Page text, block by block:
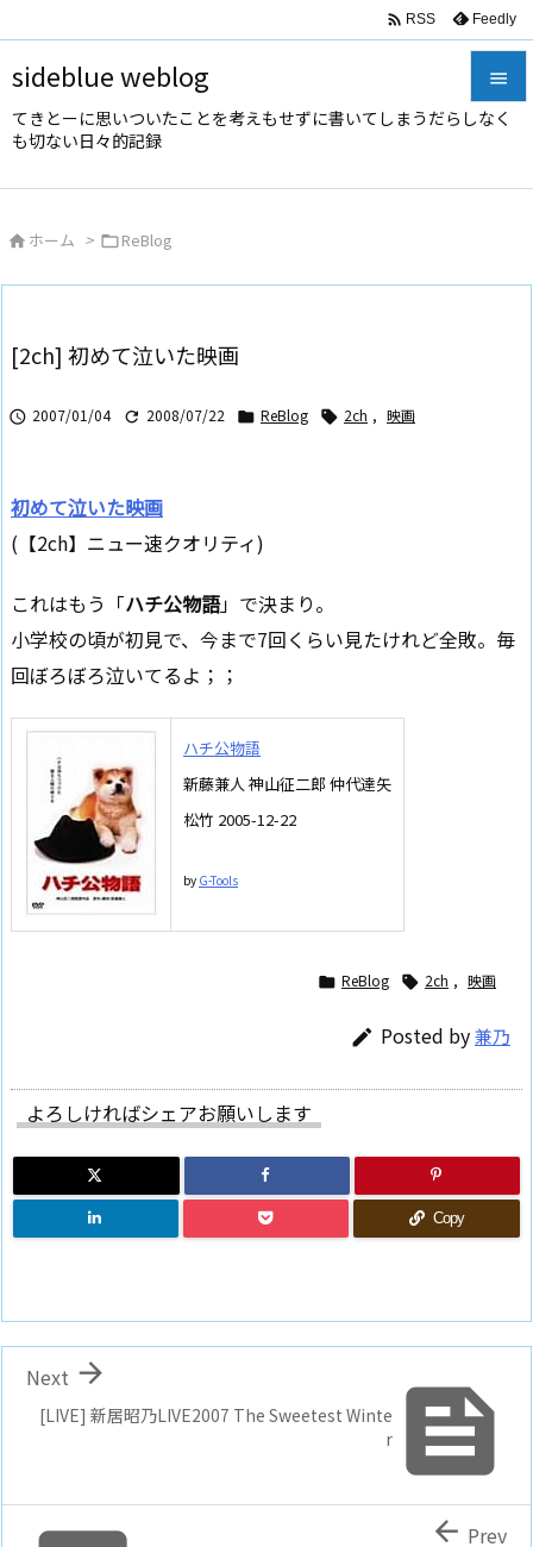
sideblue weblog
てきとーに思いついたことを考えもせずに書いてしまうだらしなく
も切ない日々的記録



 RSS Feedly
 ホーム > ReBlog
[2ch] 初めて泣いた映画
 2007/01/04  2008/07/22  ReBlog  2ch , 映画
初めて泣いた映画
(【2ch】ニュー速クオリティ)
これはもう「ハチ公物語」で決まり。
小学校の頃が初見で、今まで7回くらい見たけれど全敗。毎
回ぼろぼろ泣いてるよ；；
ハチ公物語
新藤兼人 神山征二郎 仲代達矢
松竹 2005-12-22
by G-Tools
 ReBlog  2ch , 映画
 Posted by兼乃
よろしければシェアお願いします
Copy

[LIVE] 新居昭乃LIVE2007 The Sweetest Winte
r

Next
 Prev